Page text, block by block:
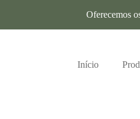
Oferecemos
Início